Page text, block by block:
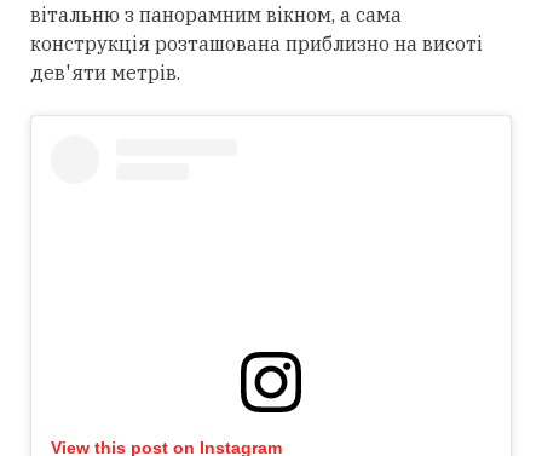
вітальню з панорамним вікном, а сама
конструкція розташована приблизно на висоті
дев'яти метрів.
View this post on Instagram